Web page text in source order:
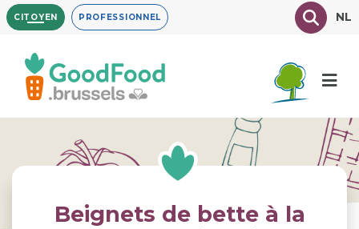
Aller
au
contenu
principal
CITOYEN PROFESSIONNEL TexteNL
Beignets de bette à la